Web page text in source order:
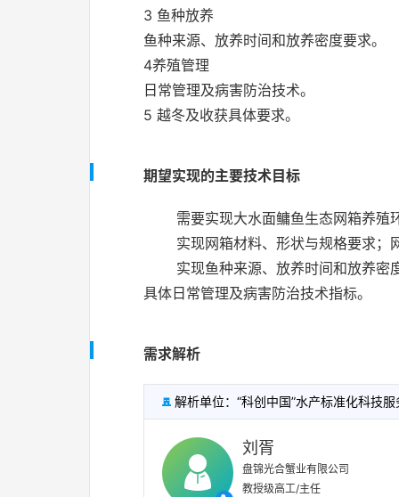
3 鱼种放养
鱼种来源、放养时间和放养密度要求。
4养殖管理
日常管理及病害防治技术。
5 越冬及收获具体要求。
期望实现的主要技术目标
需要实现大水面鳙鱼生态网箱养殖
实现网箱材料、形状与规格要求；
实现鱼种来源、放养时间和放养密
具体日常管理及病害防治技术指标。
需求解析
 解析单位：“科创中国”水产标准化科技
刘胥
盘锦光合蟹业有限公司
教授级高工/主任